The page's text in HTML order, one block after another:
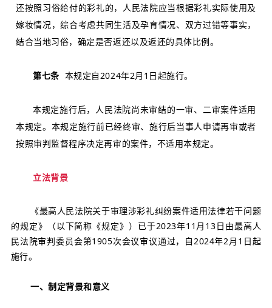
还按照习俗给付的彩礼的，人民法院应当根据彩礼实际使用及
嫁妆情况，综合考虑共同生活及孕育情况、双方过错等事实，
结合当地习俗，确定是否返还以及返还的具体比例。
第七条 本规定自2024年2月1日起施行。
本规定施行后，人民法院尚未审结的一审、二审案件适用
本规定。本规定施行前已经终审、施行后当事人申请再审或者
按照审判监督程序决定再审的案件，不适用本规定。
立法背景
《最高人民法院关于审理涉彩礼纠纷案件适用法律若干问题
的规定》（以下简称《规定》）已于2023年11月13日由最高人
民法院审判委员会第1905次会议审议通过，自2024年2月1日起
施行。
一、制定背景和意义